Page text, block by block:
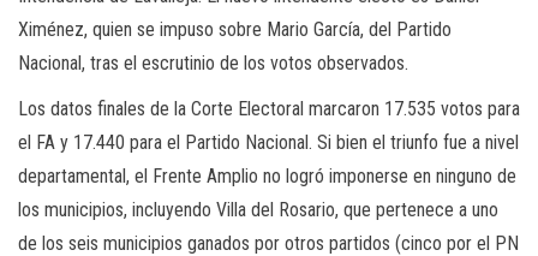
Ximénez, quien se impuso sobre Mario García, del Partido
Nacional, tras el escrutinio de los votos observados.
Los datos finales de la Corte Electoral marcaron 17.535 votos para
el FA y 17.440 para el Partido Nacional. Si bien el triunfo fue a nivel
departamental, el Frente Amplio no logró imponerse en ninguno de
los municipios, incluyendo Villa del Rosario, que pertenece a uno
de los seis municipios ganados por otros partidos (cinco por el PN